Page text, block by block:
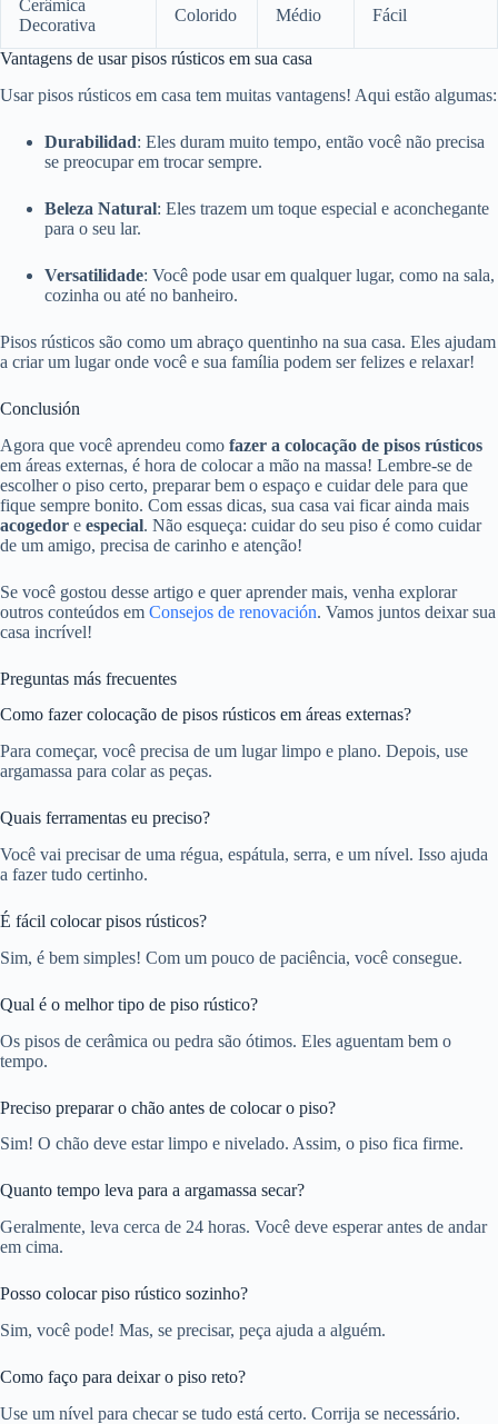
Cerâmica
Decorativa
Colorido Médio Fácil
Vantagens de usar pisos rústicos em sua casa
Usar pisos rústicos em casa tem muitas vantagens! Aqui estão algumas:
Durabilidad: Eles duram muito tempo, então você não precisa
se preocupar em trocar sempre.
Beleza Natural: Eles trazem um toque especial e aconchegante
para o seu lar.
Versatilidade: Você pode usar em qualquer lugar, como na sala,
cozinha ou até no banheiro.
Pisos rústicos são como um abraço quentinho na sua casa. Eles ajudam
a criar um lugar onde você e sua família podem ser felizes e relaxar!
Conclusión
Agora que você aprendeu como fazer a colocação de pisos rústicos
em áreas externas, é hora de colocar a mão na massa! Lembre-se de
escolher o piso certo, preparar bem o espaço e cuidar dele para que
fique sempre bonito. Com essas dicas, sua casa vai ficar ainda mais
acogedor e especial. Não esqueça: cuidar do seu piso é como cuidar
de um amigo, precisa de carinho e atenção!
Se você gostou desse artigo e quer aprender mais, venha explorar
outros conteúdos em Consejos de renovación. Vamos juntos deixar sua
casa incrível!
Preguntas más frecuentes
Como fazer colocação de pisos rústicos em áreas externas?
Para começar, você precisa de um lugar limpo e plano. Depois, use
argamassa para colar as peças.
Quais ferramentas eu preciso?
Você vai precisar de uma régua, espátula, serra, e um nível. Isso ajuda
a fazer tudo certinho.
É fácil colocar pisos rústicos?
Sim, é bem simples! Com um pouco de paciência, você consegue.
Qual é o melhor tipo de piso rústico?
Os pisos de cerâmica ou pedra são ótimos. Eles aguentam bem o
tempo.
Preciso preparar o chão antes de colocar o piso?
Sim! O chão deve estar limpo e nivelado. Assim, o piso fica firme.
Quanto tempo leva para a argamassa secar?
Geralmente, leva cerca de 24 horas. Você deve esperar antes de andar
em cima.
Posso colocar piso rústico sozinho?
Sim, você pode! Mas, se precisar, peça ajuda a alguém.
Como faço para deixar o piso reto?
Use um nível para checar se tudo está certo. Corrija se necessário.